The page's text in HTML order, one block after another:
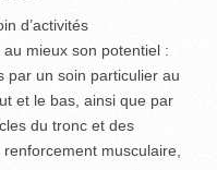
d’activités
mieux son potentiel :
par un soin particulier au
et le bas, ainsi que par
du tronc et des
musculaire,